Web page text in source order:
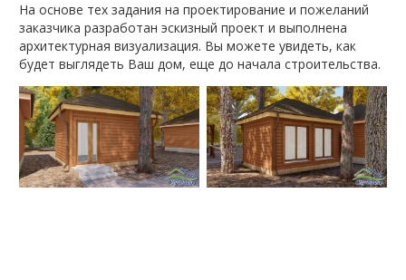
На основе тех задания на проектирование и пожеланий
заказчика разработан эскизный проект и выполнена
архитектурная визуализация. Вы можете увидеть, как
будет выглядеть Ваш дом, еще до начала строительства.